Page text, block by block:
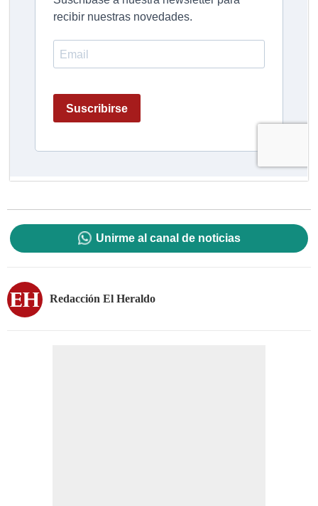
Unirme al canal de noticias
Redacción El Heraldo